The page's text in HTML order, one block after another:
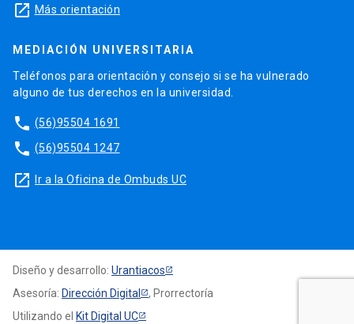
launch Más orientación
MEDIACIÓN UNIVERSITARIA
Teléfonos para orientación y consejo si se ha vulnerado
alguno de tus derechos en la universidad.
phone (56)95504 1691
phone (56)95504 1247
launch Ir a la Oficina de Ombuds UC
Diseño y desarrollo: Urantiacos
Asesoría: Dirección Digital
, Prorrectoría
Utilizando el Kit Digital UC